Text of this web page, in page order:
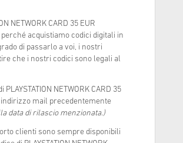
NETWORK CARD 35 EUR
acquistiamo codici digitali in
di passarlo a voi, i nostri
che i nostri codici sono legali al
NETWORK CARD 35
indirizzo mail precedentemente
data di rilascio menzionata.)
clienti sono sempre disponibili